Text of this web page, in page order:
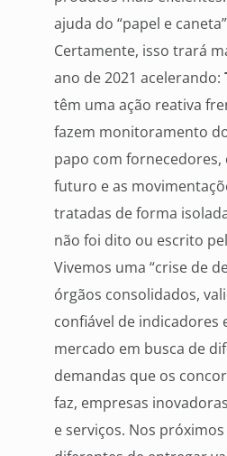
ajuda do “papel e
Certamente, isso trará
ano de 2021 acelerando:
têm uma ação reativa
fazem monitoramento
papo com
futuro e as
tratadas de forma
não foi dito ou escrito
Vivemos uma “crise de
órgãos consolidados,
confiável de indicadores
mercado em busca de
demandas que os
faz, empresas
e serviços. Nos